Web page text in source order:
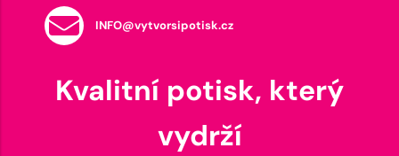
INFO@vytvorsipotisk.cz
Kvalitní potisk, který
vydrží